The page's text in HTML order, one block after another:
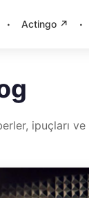
· Actingo ↗ ·
ipuçları ve